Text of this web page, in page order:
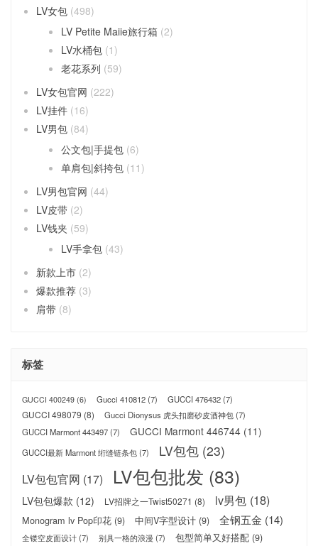
LV女包 (498)
LV Petite Maiie旅行箱 (2)
LV水桶包 (1)
老花系列 (59)
LV女包官网 (222)
LV挂件 (16)
LV男包 (84)
公文包|手提包 (6)
单肩包|斜挎包 (11)
LV男包官网 (44)
LV皮带 (2)
LV钱夹 (59)
LV手拿包 (43)
新款上市 (2)
爆款推荐 (3)
肩带 (8)
标签
GUCCI 400249 (6) Gucci 410812(7) GUCCI 476432(7)
GUCCI 498079 (8) Gucci Dionysus 虎头扣磨砂皮酒神包(7)
GUCCI Marmont 443497(7) GUCCI Marmont 446744 (11)
GUCCI最新 Marmont 绗缝链条包(7) LV包包 (23)
LV包包官网 (17) LV包包批发 (83)
LV包包爆款 (12) LV招牌之一Twist50271 (8) lv男包 (18)
Monogram lv Pop印花 (9) 中间V字型设计 (9) 全钢五金 (14)
全镂空皮面设计(7) 别具一格的浪漫 (7) 包型简单又好搭配 (9)